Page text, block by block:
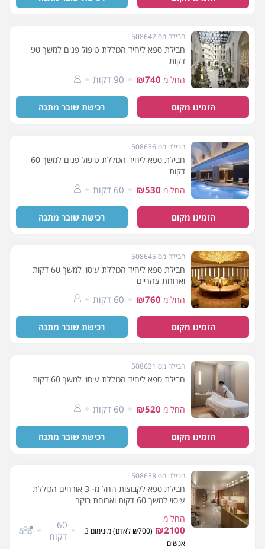
חבילה מס 508642
חבילת ספא ליחיד הכוללת טיפול פנים למשך 90
דקות
החל מ ₪740 90 דקות
הזמינו מקום רכישת שובר מתנה
חבילה מס 508636
חבילת ספא ליחיד הכוללת טיפול פנים למשך 60
דקות
החל מ ₪530 60 דקות
הזמינו מקום רכישת שובר מתנה
חבילה מס 508645
חבילת ספא ליחיד הכוללת עיסוי למשך 60 דקות
וארוחת צהריים
החל מ ₪760 60 דקות
הזמינו מקום רכישת שובר מתנה
חבילה מס 508631
חבילת ספא ליחיד הכוללת עיסוי למשך 60 דקות
החל מ ₪520 60 דקות
הזמינו מקום רכישת שובר מתנה
חבילה מס 508638
חבילת ספא לקבוצות החל מ- 3 אורחים הכוללת
עיסוי למשך 60 דקות וארוחת בוקר
החל מ
₪2100
(₪700 לאדם) מינימום 3
אנשים
60
דקות